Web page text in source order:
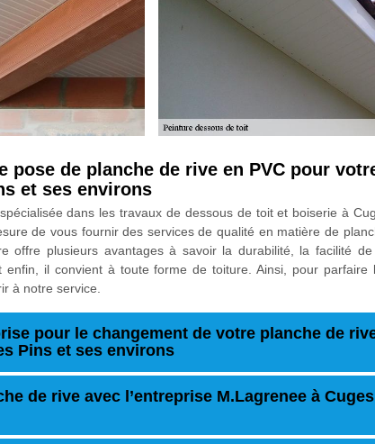
pose de planche de rive en PVC pour
et ses environs
dans les travaux de dessous de toit et boiserie à
de vous fournir des services de qualité en matière de
offre plusieurs avantages à savoir la durabilité, la facilité
il convient à toute forme de toiture. Ainsi, pour parfaire
à notre service.
pour le changement de votre planche de
Pins et ses environs
de rive avec l’entreprise M.Lagrenee à